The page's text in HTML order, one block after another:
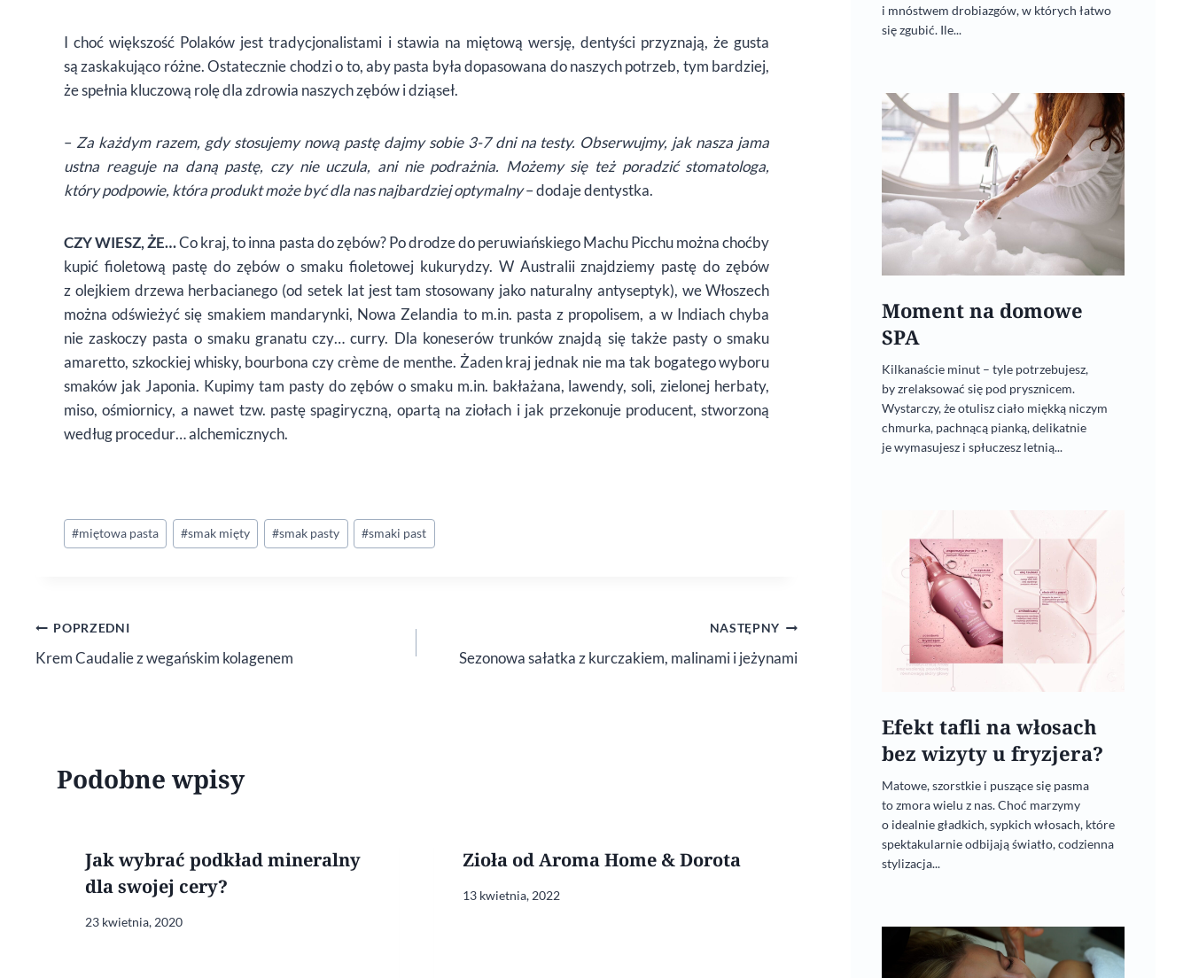
I choć większość Polaków jest tradycjonalistami i stawia na miętową wersję, dentyści przyznają, że gusta
są zaskakująco różne. Ostatecznie chodzi o to, aby pasta była dopasowana do naszych potrzeb, tym bardziej,
że spełnia kluczową rolę dla zdrowia naszych zębów i dziąseł.
– Za każdym razem, gdy stosujemy nową pastę dajmy sobie 3-7 dni na testy. Obserwujmy, jak nasza jama
ustna reaguje na daną pastę, czy nie uczula, ani nie podrażnia. Możemy się też poradzić stomatologa,
który podpowie, która produkt może być dla nas najbardziej optymalny– dodaje dentystka.
CZY WIESZ, ŻE…Co kraj, to inna pasta do zębów? Po drodze do peruwiańskiego Machu Picchu można choćby
kupić fioletową pastę do zębów o smaku fioletowej kukurydzy. W Australii znajdziemy pastę do zębów
z olejkiem drzewa herbacianego (od setek lat jest tam stosowany jako naturalny antyseptyk), we Włoszech
można odświeżyć się smakiem mandarynki, Nowa Zelandia to m.in. pasta z propolisem, a w Indiach chyba
nie zaskoczy pasta o smaku granatu czy… curry. Dla koneserów trunków znajdą się także pasty o smaku
amaretto, szkockiej whisky, bourbona czy crème de menthe. Żaden kraj jednak nie ma tak bogatego wyboru
smaków jak Japonia. Kupimy tam pasty do zębów o smaku m.in. bakłażana, lawendy, soli, zielonej herbaty,
miso, ośmiornicy, a nawet tzw. pastę spagiryczną, opartą na ziołach i jak przekonuje producent, stworzoną
według procedur… alchemicznych.
Tagi
wpisu:
#miętowa pasta #smak mięty #smak pasty #smaki past
Nawigacja
wpisu
POPRZEDNI
Krem Caudalie z wegańskim kolagenem
NASTĘPNY
Sezonowa sałatka z kurczakiem, malinami i jeżynami
Podobne wpisy
Jak wybrać podkład mineralny
dla swojej cery?
23 kwietnia, 2020
Zioła od Aroma Home & Dorota
13 kwietnia, 2022
i mnóstwem drobiazgów, w których łatwo
się zgubić. Ile...
Moment na domowe
SPA
Kilkanaście minut – tyle potrzebujesz,
by zrelaksować się pod prysznicem.
Wystarczy, że otulisz ciało miękką niczym
chmurka, pachnącą pianką, delikatnie
je wymasujesz i spłuczesz letnią...
Efekt tafli na włosach
bez wizyty u fryzjera?
Matowe, szorstkie i puszące się pasma
to zmora wielu z nas. Choć marzymy
o idealnie gładkich, sypkich włosach, które
spektakularnie odbijają światło, codzienna
stylizacja...